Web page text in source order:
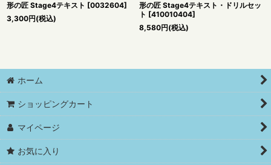
形の匠 Stage4テキスト [0032604]
3,300円(税込)
形の匠 Stage4テキスト・ドリルセッ
ト [410010404]
8,580円(税込)
ホーム
ショッピングカート
マイページ
お気に入り